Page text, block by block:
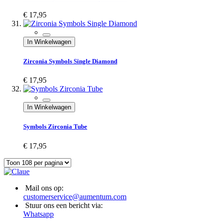
€ 17,95
In Winkelwagen
Zirconia Symbols Single Diamond
€ 17,95
In Winkelwagen
Symbols Zirconia Tube
€ 17,95
Mail ons op:
customerservice@aumentum.com
Stuur ons een bericht via:
Whatsapp